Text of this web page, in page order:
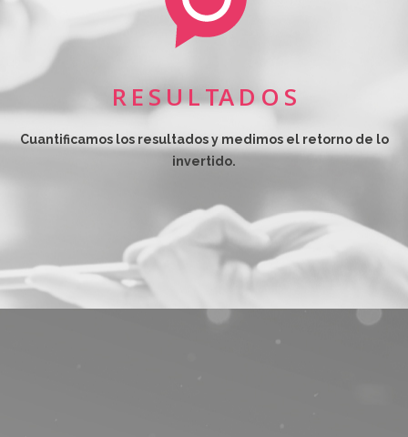
R E S U L TA D O S
Cuantificamos los resultados y medimos el retorno de lo
invertido.